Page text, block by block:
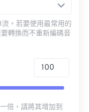
。若要使用最常用的
轉換而不重新編碼音
倍，請將其增加到